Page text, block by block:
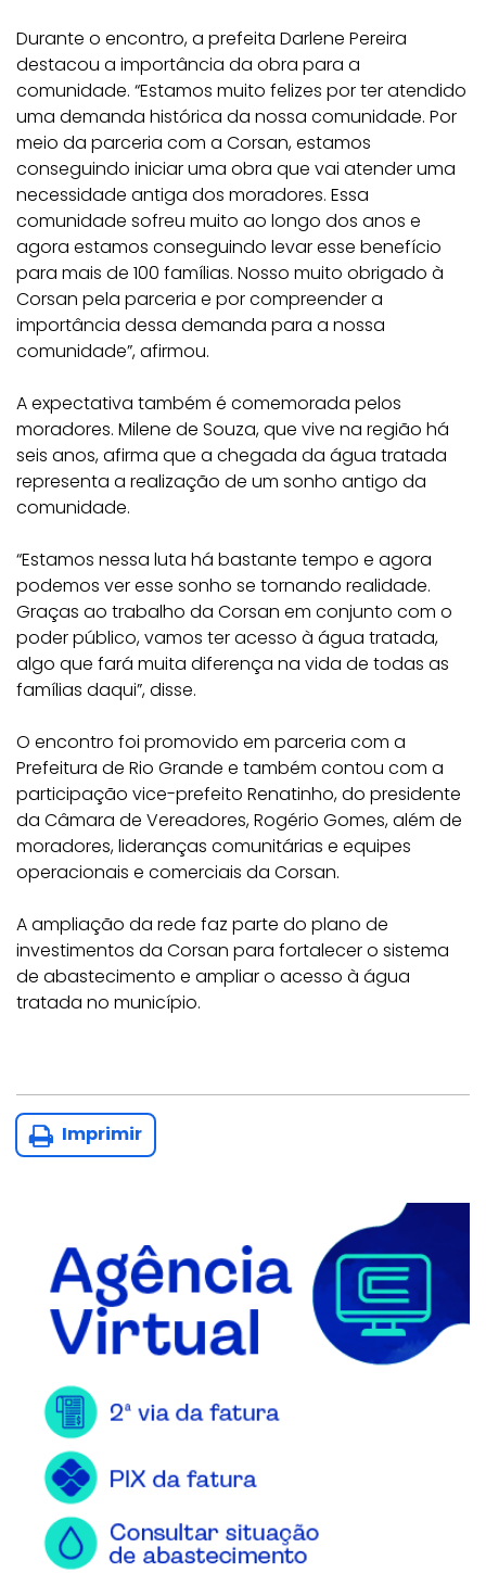
Durante o encontro, a prefeita Darlene Pereira
destacou a importância da obra para a
comunidade. “Estamos muito felizes por ter atendido
uma demanda histórica da nossa comunidade. Por
meio da parceria com a Corsan, estamos
conseguindo iniciar uma obra que vai atender uma
necessidade antiga dos moradores. Essa
comunidade sofreu muito ao longo dos anos e
agora estamos conseguindo levar esse benefício
para mais de 100 famílias. Nosso muito obrigado à
Corsan pela parceria e por compreender a
importância dessa demanda para a nossa
comunidade”, afirmou.
A expectativa também é comemorada pelos
moradores. Milene de Souza, que vive na região há
seis anos, afirma que a chegada da água tratada
representa a realização de um sonho antigo da
comunidade.
“Estamos nessa luta há bastante tempo e agora
podemos ver esse sonho se tornando realidade.
Graças ao trabalho da Corsan em conjunto com o
poder público, vamos ter acesso à água tratada,
algo que fará muita diferença na vida de todas as
famílias daqui”, disse.
O encontro foi promovido em parceria com a
Prefeitura de Rio Grande e também contou com a
participação vice-prefeito Renatinho, do presidente
da Câmara de Vereadores, Rogério Gomes, além de
moradores, lideranças comunitárias e equipes
operacionais e comerciais da Corsan.
A ampliação da rede faz parte do plano de
investimentos da Corsan para fortalecer o sistema
de abastecimento e ampliar o acesso à água
tratada no município.
Imprimir